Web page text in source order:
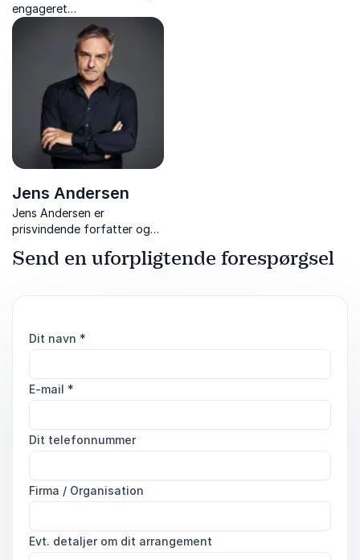
engageret
samfundsdebattør med et
skarpt blik for menneskelige
og politiske dramaer.
Jens Andersen
Jens Andersen er
prisvindende forfatter og
levende fortællinger bringer
Send en uforpligtende forespørgsel
Dit navn *
E-mail *
Dit telefonnummer
Firma / Organisation
Evt. detaljer om dit arrangement